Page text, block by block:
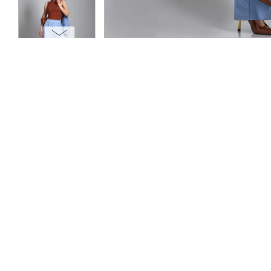
ОПЛАТА
ТАБЛИЦА РАЗМЕРОВ